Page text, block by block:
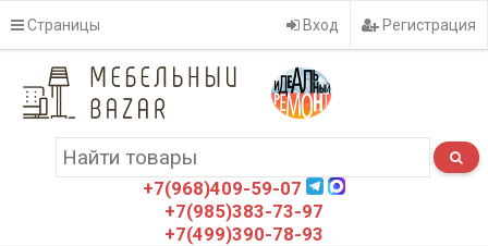
Страницы Вход Регистрация
+7(968)409-59-07
+7(985)383-73-97
+7(499)390-78-93